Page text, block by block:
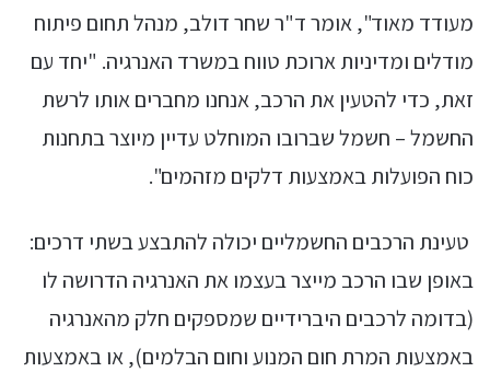
מעודד מאוד", אומר ד"ר שחר דולב, מנהל תחום פיתוח
מודלים ומדיניות ארוכת טווח במשרד האנרגיה. "יחד עם
זאת, כדי להטעין את הרכב, אנחנו מחברים אותו לרשת
החשמל – חשמל שברובו המוחלט עדיין מיוצר בתחנות
כוח הפועלות באמצעות דלקים מזהמים".
טעינת הרכבים החשמליים יכולה להתבצע בשתי דרכים:
באופן שבו הרכב מייצר בעצמו את האנרגיה הדרושה לו
(בדומה לרכבים היברידיים שמספקים חלק מהאנרגיה
באמצעות המרת חום המנוע וחום הבלמים), או באמצעות